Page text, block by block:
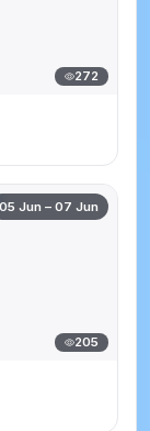
272
05 Jun – 07 Jun
205